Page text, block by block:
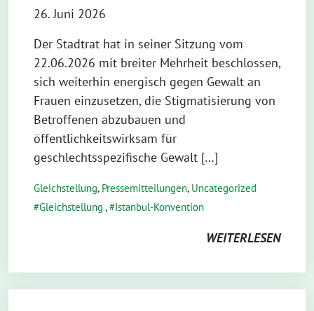
26. Juni 2026
Der Stadtrat hat in seiner Sitzung vom
22.06.2026 mit breiter Mehrheit beschlossen,
sich weiterhin energisch gegen Gewalt an
Frauen einzusetzen, die Stigmatisierung von
Betroffenen abzubauen und
öffentlichkeitswirksam für
geschlechtsspezifische Gewalt […]
Gleichstellung, Pressemitteilungen, Uncategorized
Gleichstellung , Istanbul-Konvention
WEITERLESEN